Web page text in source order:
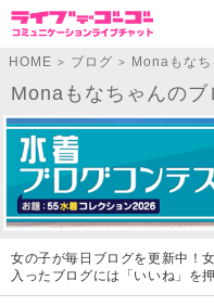
HOME > ブログ > Monaもな
Monaもなちゃんのブ
女の子が毎日ブログを更新中！
入ったブログには「いいね」を